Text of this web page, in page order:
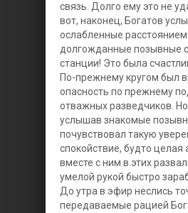
связь. Долго ему это не
вот, наконец, Богатов
ослабленные расстоянием
долгожданные позывные
станции! Это была
По-прежнему кругом был
опасность по прежнему
отважных разведчиков.
услышав знакомые
почувствовал такую
спокойствие, будто целая
вместе с ним в этих
умелой рукой быстро
До утра в эфир неслись
передаваемые рацией